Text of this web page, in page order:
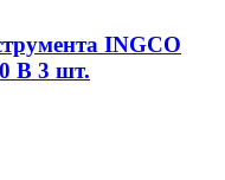
INGCO
В 3 шт.